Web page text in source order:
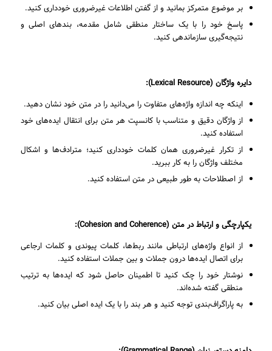
بر موضوع متمرکز بمانید و از گفتن اطلاعات غیرضروری خودداری کنید.
پاسخ خود را با یک ساختار منطقی شامل مقدمه، بندهای اصلی و
نتیجه‌گیری سازماندهی کنید.
دایره واژگان (Lexical Resource
):
اینکه چه اندازه واژه‌های متفاوت را می‌دانید را در متن خود نشان دهید.
از واژگان دقیق و متناسب با کانسپت هر متن برای انتقال ایده‌های خود
استفاده کنید.
از تکرار غیرضروری همان کلمات خودداری کنید؛ مترادف‌ها و اشکال
مختلف واژگان را به کار ببرید.
از اصطلاحات به طور طبیعی در متن استفاده کنید.
یکپارچگی و ارتباط در متن (Cohesion and Coherence
):
از انواع واژه‌های ارتباطی مانند ربط‌ها، کلمات پیوندی و کلمات ارجاعی
برای اتصال ایده‌ها درون جملات و بین جملات استفاده کنید.
نوشتار خود را چک کنید تا اطمینان حاصل شود که ایده‌ها به ترتیب
منطقی گفته شده‌اند.
به پاراگراف‌بندی توجه کنید و هر بند را با یک ایده اصلی بیان کنید.